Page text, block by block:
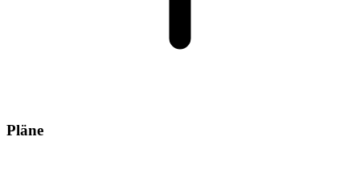
Pläne